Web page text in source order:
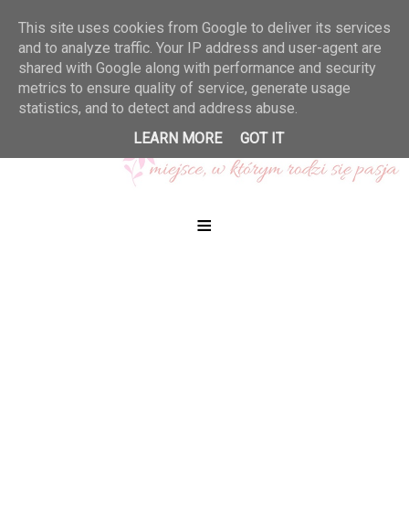
≡
This site uses cookies from Google to deliver its services
and to analyze traffic. Your IP address and user-agent are
shared with Google along with performance and security
metrics to ensure quality of service, generate usage
statistics, and to detect and address abuse.
LEARN MORE
GOT IT